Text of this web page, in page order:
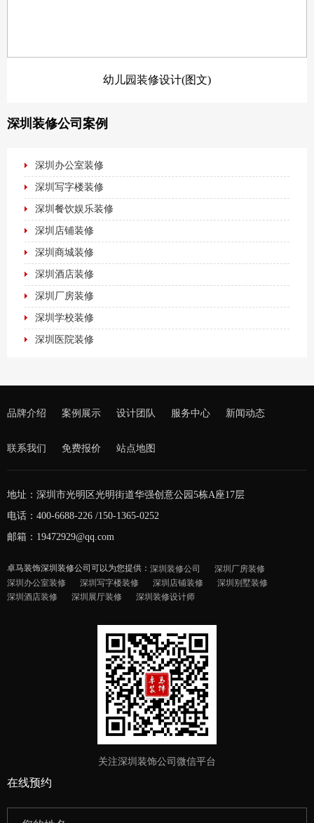
幼儿园装修设计(图文)
深圳装修公司案例
深圳办公室装修
深圳写字楼装修
深圳餐饮娱乐装修
深圳店铺装修
深圳商城装修
深圳酒店装修
深圳厂房装修
深圳学校装修
深圳医院装修
品牌介绍 案例展示 设计团队 服务中心 新闻动态
联系我们 免费报价 站点地图
地址：深圳市光明区光明街道华强创意公园5栋A座17层
电话：400-6688-226 /150-1365-0252
邮箱：19472929@qq.com
卓马装饰深圳装修公司可以为您提供： 深圳装修公司
深圳厂房装修
深圳办公室装修
深圳写字楼装修 深圳店铺装修
深圳别墅装修
深圳酒店装修
深圳展厅装修 深圳装修设计师
关注深圳装饰公司微信平台
在线预约